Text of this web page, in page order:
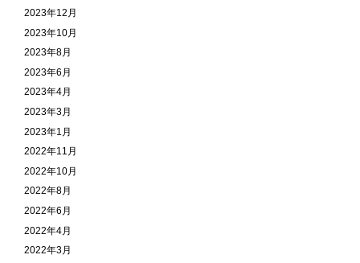
2023年12月
2023年10月
2023年8月
2023年6月
2023年4月
2023年3月
2023年1月
2022年11月
2022年10月
2022年8月
2022年6月
2022年4月
2022年3月